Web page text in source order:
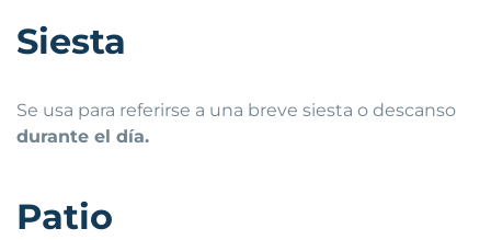
Siesta
Se usa para referirse a una breve siesta o descanso
durante el día.
Patio